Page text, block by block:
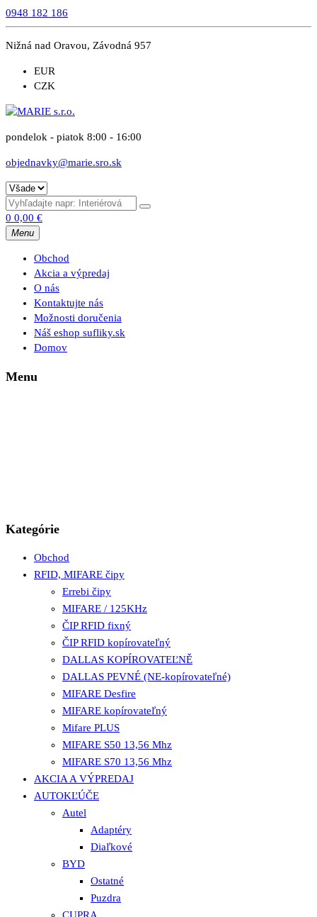
0948 182 186
Nižná nad Oravou, Závodná 957
EUR
CZK
pondelok - piatok 8:00 - 16:00
objednavky@marie.sro.sk
0 0,00 €
Menu
Obchod
Akcia a výpredaj
O nás
Kontaktujte nás
Možnosti doručenia
Náš eshop sufliky.sk
Domov
Menu
Kategórie
Obchod
RFID, MIFARE čipy
Errebi čipy
MIFARE / 125KHz
ČIP RFID fixný
ČIP RFID kopírovateľný
DALLAS KOPÍROVATEĽNĚ
DALLAS PEVNÉ (NE-kopírovateľné)
MIFARE Desfire
MIFARE kopírovateľný
Mifare PLUS
MIFARE S50 13,56 Mhz
MIFARE S70 13,56 Mhz
AKCIA A VÝPREDAJ
AUTOKĽÚČE
Autel
Adaptéry
Diaľkové
BYD
Ostatné
Puzdra